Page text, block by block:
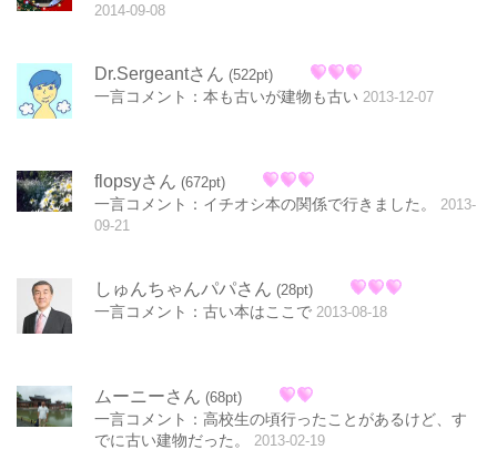
2014-09-08
Dr.Sergeantさん (522pt)
一言コメント：本も古いが建物も古い 2013-12-07
flopsyさん (672pt)
一言コメント：イチオシ本の関係で行きました。
2013-
09-21
しゅんちゃんパパさん (28pt)
一言コメント：古い本はここで 2013-08-18
ムーニーさん (68pt)
一言コメント：高校生の頃行ったことがあるけど、す
でに古い建物だった。
2013-02-19